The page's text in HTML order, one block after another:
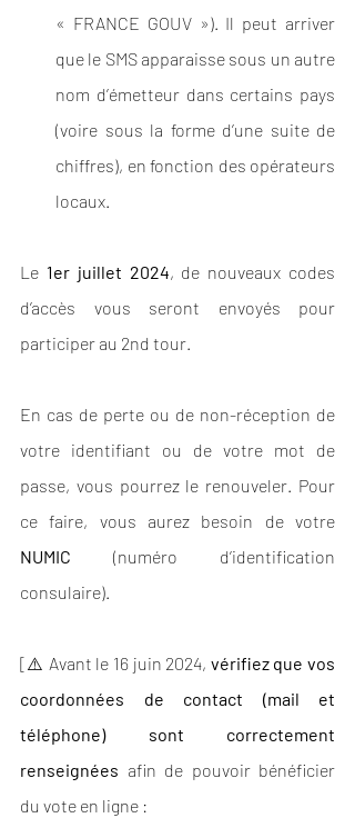
« FRANCE GOUV »). Il peut arriver
que le SMS apparaisse sous un autre
nom d’émetteur dans certains pays
(voire sous la forme d’une suite de
chiffres), en fonction des opérateurs
locaux.
Le 1er juillet 2024, de nouveaux codes
d’accès vous seront envoyés pour
participer au 2nd tour.
En cas de perte ou de non-réception de
votre identifiant ou de votre mot de
passe, vous pourrez le renouveler. Pour
NUMIC (numéro d’identification
consulaire).
[⚠️ Avant le 16 juin 2024, vérifiez que vos
coordonnées de contact (mail et
téléphone) sont correctement
renseignées afin de pouvoir bénéficier
du vote en ligne :